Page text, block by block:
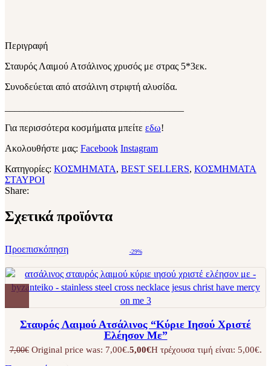
Περιγραφή
Σταυρός Λαιμού Ατσάλινος χρυσός με στρας 5*3εκ.
Συνοδεύεται από ατσάλινη στριφτή αλυσίδα.
Για περισσότερα κοσμήματα μπείτε εδω!
Ακολουθήστε μας: Facebook Instagram
Κατηγορίες: ΚΟΣΜΗΜΑΤΑ, BEST SELLERS, ΚΟΣΜΗΜΑΤΑ
ΣΤΑΥΡΟΙ
Share:
Σχετικά προϊόντα
-29%
Προεπισκόπηση
Σταυρός Λαιμού Ατσάλινος “Κύριε Ιησού Χριστέ
Ελέησον Με”
7,00€ Original price was: 7,00€.5,00€Η τρέχουσα τιμή είναι: 5,00€.